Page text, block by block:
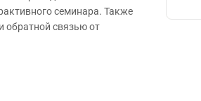
семинара. Также
обратной связью от